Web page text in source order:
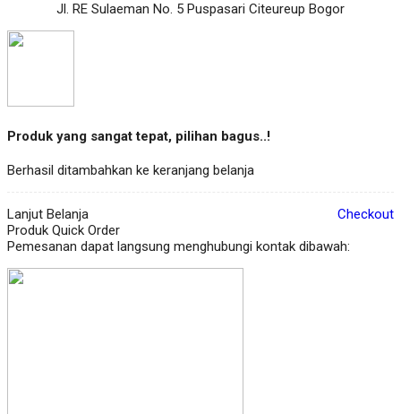
Jl. RE Sulaeman No. 5 Puspasari Citeureup Bogor
Produk yang sangat tepat, pilihan bagus..!
Berhasil ditambahkan ke keranjang belanja
Lanjut Belanja
Checkout
Produk Quick Order
Pemesanan dapat langsung menghubungi kontak dibawah: